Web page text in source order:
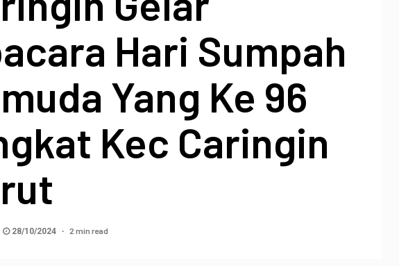
Hari Sumpah
Yang Ke 96
Kec Caringin
28/10/2024 2 min read